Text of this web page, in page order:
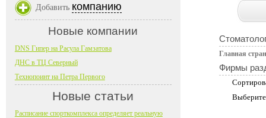
Главная
Фирмы
Добавить компанию
Новые компании
DNS Гипер на Расула Гамзатова
ДНС в ТЦ Северный
Технопоинт на Петра Первого
Новые статьи
Расписание спорткомплекса определяет реальную